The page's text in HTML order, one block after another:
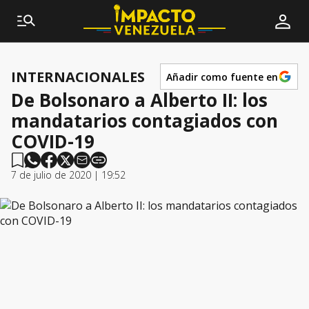
INTERNACIONALES Añadir como fuente en
De Bolsonaro a Alberto II: los
mandatarios contagiados con
COVID-19
7 de julio de 2020 | 19:52